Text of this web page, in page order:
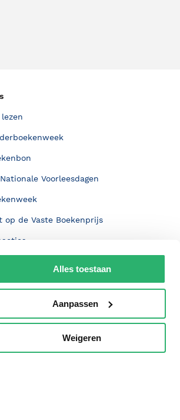
Alles toestaan
Aanpassen
Weigeren
lezen
Voorleesdagen
op de Vaste Boekenprijs